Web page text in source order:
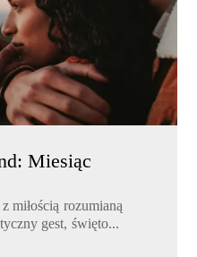
Miesiąc
miłością rozumianą
gest, święto...